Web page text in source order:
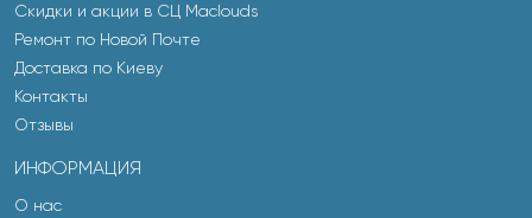
Скидки и акции в СЦ Maclouds
Ремонт по Новой Почте
Доставка по Киеву
Контакты
Отзывы
ИНФОРМАЦИЯ
О нас